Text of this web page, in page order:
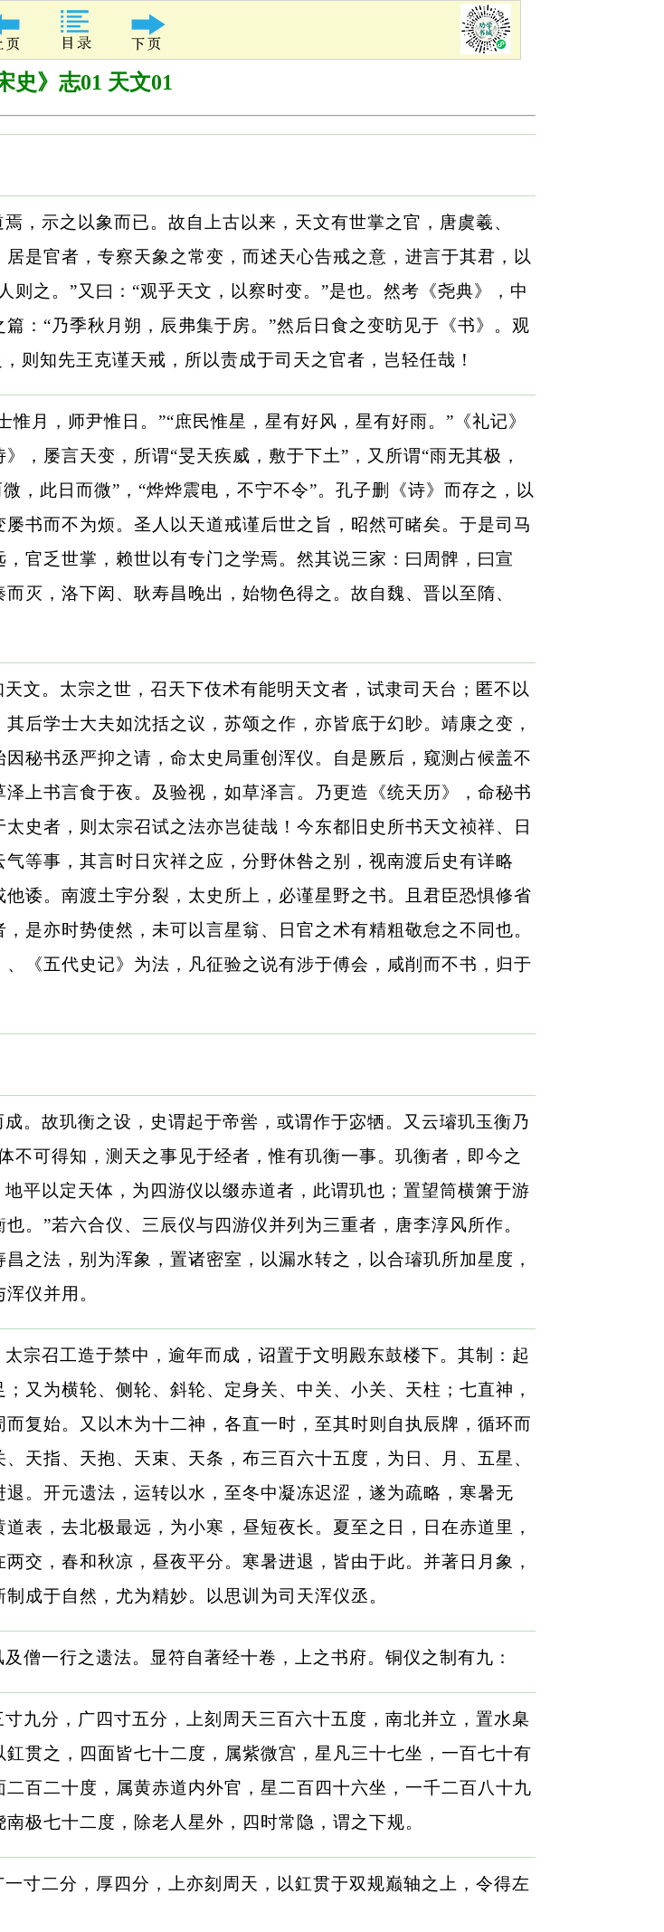
史》志01 天文01
，示之以象而已。故自上古以来，天文有世掌之官，唐虞羲、
是官者，专察天象之常变，而述天心告戒之意，进言于其君，以
之。”又曰：“观乎天文，以察时变。”是也。然考《尧典》，中
：“乃季秋月朔，辰弗集于房。”然后日食之变昉见于《书》。观
则知先王克谨天戒，所以责成于司天之官者，岂轻任哉！
月，师尹惟日。”“庶民惟星，星有好风，星有好雨。”《礼记》
，屡言天变，所谓“旻天疾威，敷于下土”，又所谓“雨无其极，
，此日而微”，“烨烨震电，不宁不令”。孔子删《诗》而存之，以
书而不为烦。圣人以天道戒谨后世之旨，昭然可睹矣。于是司马
官乏世掌，赖世以有专门之学焉。然其说三家：曰周髀，曰宣
灭，洛下闳、耿寿昌晚出，始物色得之。故自魏、晋以至隋、
文。太宗之世，召天下伎术有能明天文者，试隶司天台；匿不以
后学士大夫如沈括之议，苏颂之作，亦皆底于幻眇。靖康之变，
秘书丞严抑之请，命太史局重创浑仪。自是厥后，窥测占候盖不
上书言食于夜。及验视，如草泽言。乃更造《统天历》，命秘书
史者，则太宗召试之法亦岂徒哉！今东都旧史所书天文祯祥、日
等事，其言时日灾祥之应，分野休咎之别，视南渡后史有详略
诿。南渡土宇分裂，太史所上，必谨星野之书。且君臣恐惧修省
是亦时势使然，未可以言星翁、日官之术有精粗敬怠之不同也。
《五代史记》为法，凡征验之说有涉于傅会，咸削而不书，归于
。故玑衡之设，史谓起于帝喾，或谓作于宓牺。又云璿玑玉衡乃
不可得知，测天之事见于经者，惟有玑衡一事。玑衡者，即今之
平以定天体，为四游仪以缀赤道者，此谓玑也；置望筒横箫于游
。”若六合仪、三辰仪与四游仪并列为三重者，唐李淳风所作。
之法，别为浑象，置诸密室，以漏水转之，以合璿玑所加星度，
仪并用。
宗召工造于禁中，逾年而成，诏置于文明殿东鼓楼下。其制：起
又为横轮、侧轮、斜轮、定身关、中关、小关、天柱；七直神，
复始。又以木为十二神，各直一时，至其时则自执辰牌，循环而
天指、天抱、天束、天条，布三百六十五度，为日、月、五星、
。开元遗法，运转以水，至冬中凝冻迟涩，遂为疏略，寒暑无
表，去北极最远，为小寒，昼短夜长。夏至之日，日在赤道里，
交，春和秋凉，昼夜平分。寒暑进退，皆由于此。并著日月象，
成于自然，尤为精妙。以思训为司天浑仪丞。
僧一行之遗法。显符自著经十卷，上之书府。铜仪之制有九：
九分，广四寸五分，上刻周天三百六十五度，南北并立，置水臬
贯之，四面皆七十二度，属紫微宫，星凡三十七坐，一百七十有
百二十度，属黄赤道内外官，星二百四十六坐，一千二百八十九
极七十二度，除老人星外，四时常隐，谓之下规。
寸二分，厚四分，上亦刻周天，以釭贯于双规巅轴之上，令得左